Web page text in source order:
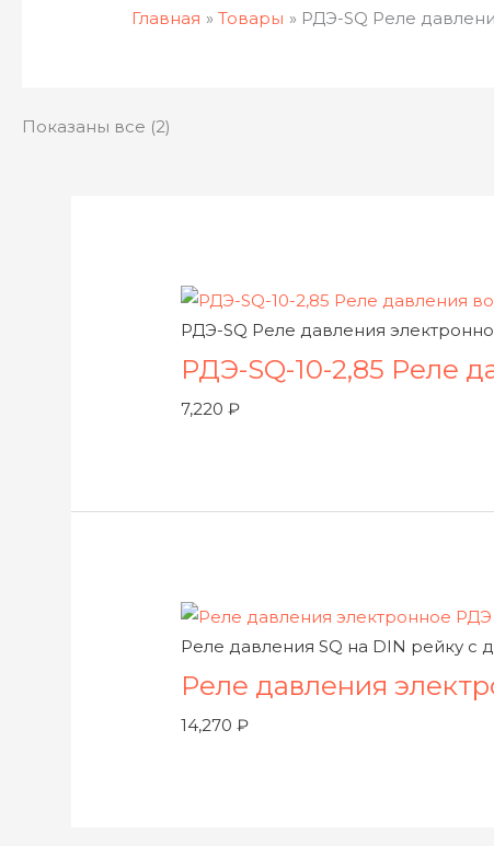
Главная Товары РДЭ-SQ Реле
Показаны все (2)
РДЭ-SQ Реле давления
РДЭ-SQ-10-2,85 Реле
7,220₽
Реле давления SQ на DIN рейку с
Реле давления
14,270₽